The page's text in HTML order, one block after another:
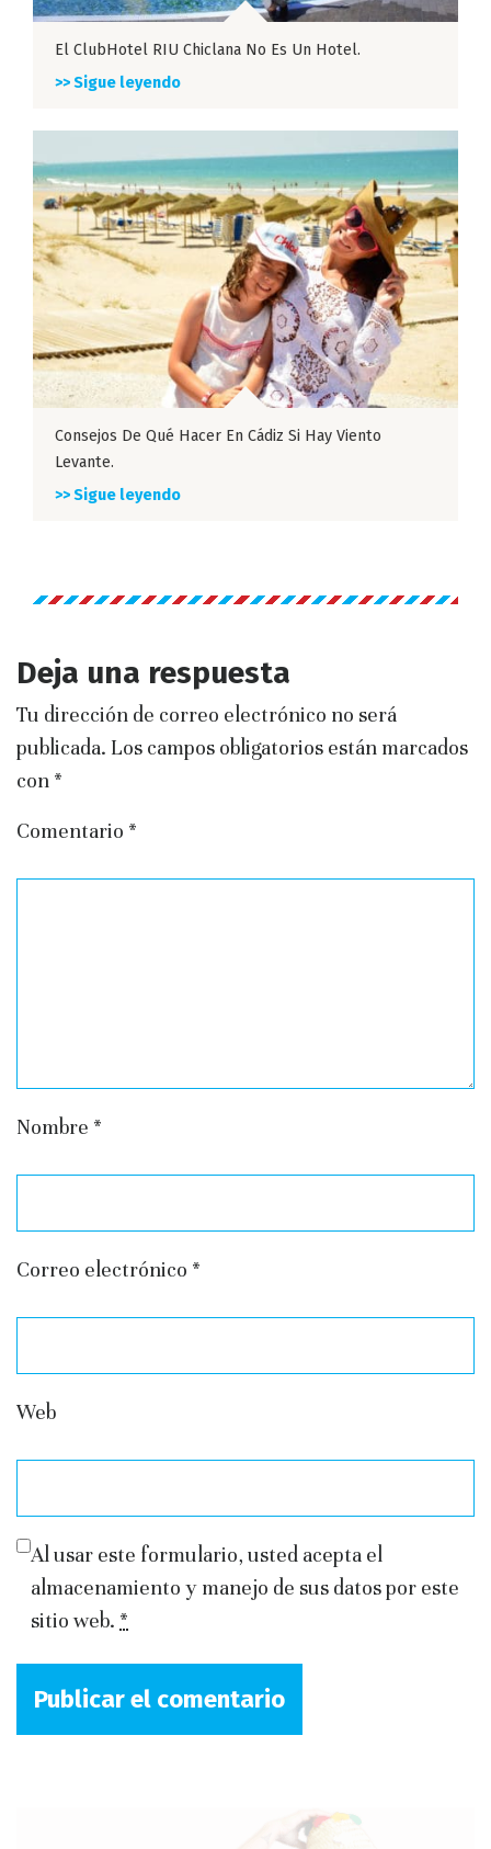
El ClubHotel RIU Chiclana No Es Un Hotel.
>> Sigue leyendo
Consejos De Qué Hacer En Cádiz Si Hay Viento
Levante.
>> Sigue leyendo
Deja una respuesta
Tu dirección de correo electrónico no será
publicada. Los campos obligatorios están marcados
con *
Comentario *
Nombre *
Correo electrónico *
Web
Al usar este formulario, usted acepta el
almacenamiento y manejo de sus datos por este
sitio web. *